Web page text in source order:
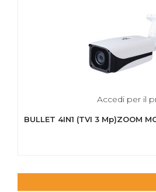
Accedi per il
BULLET 4IN1 (TVI 3 Mp)ZOOM